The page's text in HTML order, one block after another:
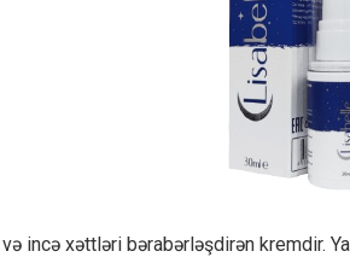
və incə xəttləri bərabərləşdirən kremdir.